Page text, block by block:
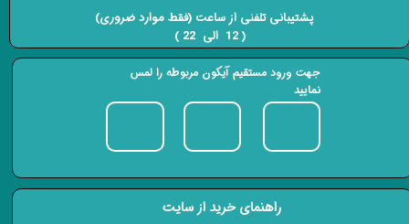
راهنمای خرید از سایت
​​​​​​​ پشتیبانی تلفنی از ساعت (فقط موارد ضروری)
( 12 الی 22 ) ​​​​​​​
جهت ورود مستقیم آیکون مربوطه را لمس
نمایید